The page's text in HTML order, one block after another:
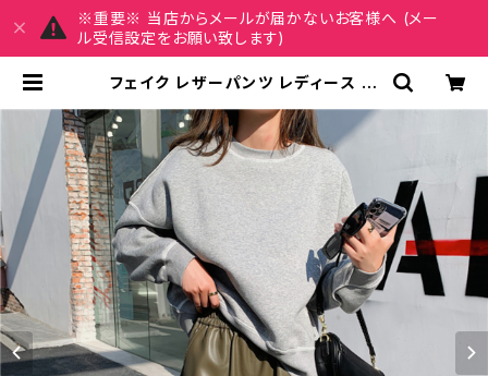
※重要※ 当店からメールが届かないお客様へ (メー
ル受信設定をお願い致します)
フェイク レザーパンツ レディース 春
ツ ハーフパンツ 5分丈パンツ ひざ丈
フィクレザーパンツ ゆったり ワイド
膝丈 シンプル ストレート 美脚 脚長
効果 きれいめ ショート丈 大人 ブラッ
ク カーキ キャメル 韓国ファッション
通勤 OL カジュアル オフィスカジュア
ル ウエストゴム オフィス OL S M L
XL ズボン C-PSS1036 | MY CH
ARM マイチャーム ワンピース スカ
ート レディースファッション 通販